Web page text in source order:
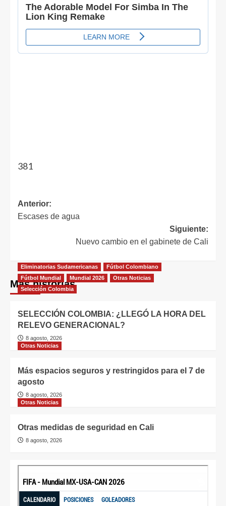
381
Anterior:
Escases de agua
Siguiente:
Nuevo cambio en el gabinete de Cali
Más historias
Eliminatorias Sudamericanas
Fútbol Colombiano
Fútbol Mundial
Mundial 2026
Otras Noticias
Selección Colombia
SELECCIÓN COLOMBIA: ¿LLEGÓ LA HORA DEL
RELEVO GENERACIONAL?
8 agosto, 2026
Otras Noticias
Más espacios seguros y restringidos para el 7 de
agosto
8 agosto, 2026
Otras Noticias
Otras medidas de seguridad en Cali
8 agosto, 2026